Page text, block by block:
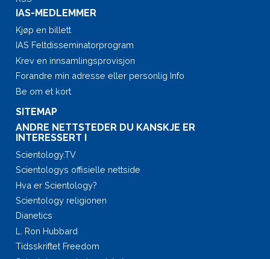
IAS-MEDLEMMER
Kjøp en billett
IAS Feltdisseminatorprogram
Krev en innsamlingsprovisjon
Forandre min adresse eller personlig Info
Be om et kort
SITEMAP
ANDRE NETTSTEDER DU KANSKJE ER
INTERESSERT I
Scientology.TV
Scientologys offisielle nettside
Hva er Scientology?
Scientology religionen
Dianetics
L. Ron Hubbard
Tidsskriftet Freedom